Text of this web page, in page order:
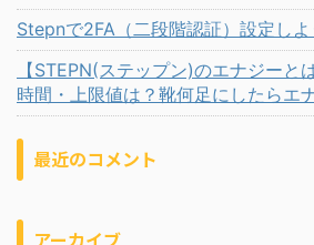
Stepnで2FA（二段階認証）設定しよ
【STEPN(ステップン)のエナジーと
時間・上限値は？靴何足にしたらエ
最近のコメント
アーカイブ